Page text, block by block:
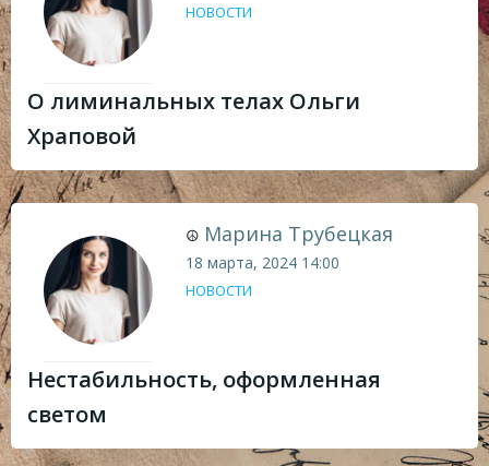
НОВОСТИ
О лиминальных телах Ольги
Храповой
☮ Марина Трубецкая
18 марта, 2024 14:00
НОВОСТИ
Нестабильность, оформленная
светом